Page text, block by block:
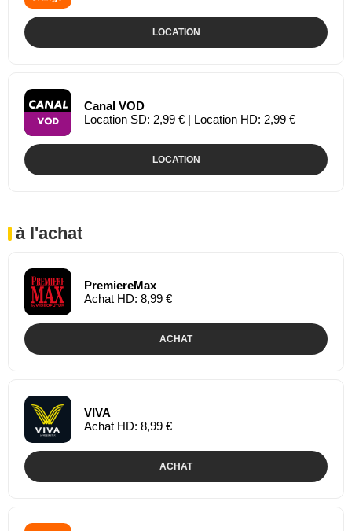
LOCATION
Canal VOD
Location SD: 2,99 € | Location HD: 2,99 €
LOCATION
à l'achat
PremiereMax
Achat HD: 8,99 €
ACHAT
VIVA
Achat HD: 8,99 €
ACHAT